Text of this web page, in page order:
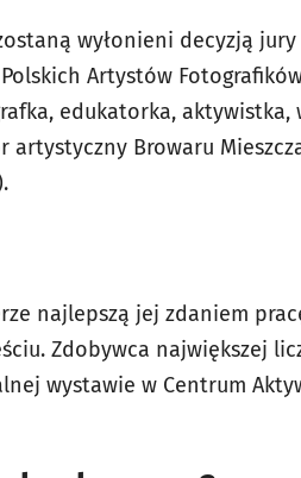
wyłonieni decyzją jury
Artystów
edukatorka, aktywistka,
Browaru
najlepszą jej zdaniem
Zdobywca największej
wystawie w Centrum